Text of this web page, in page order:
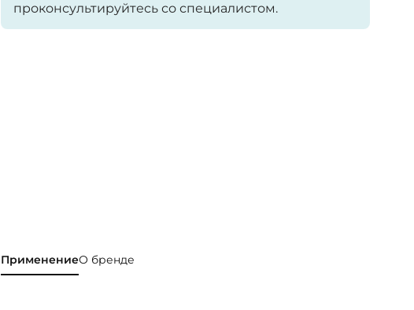
проконсультируйтесь со специалистом.
ПрименениеО бренде